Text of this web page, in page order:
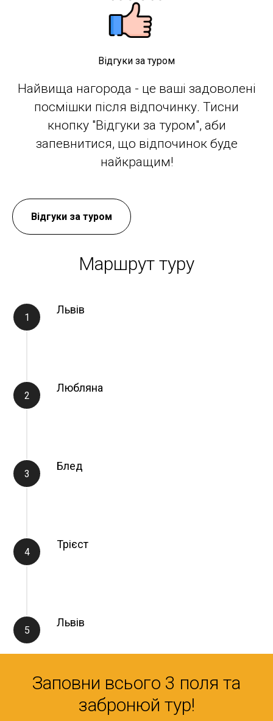
Відгуки за туром
Найвища нагорода - це ваші задоволені
посмішки після відпочинку. Тисни
кнопку "Відгуки за туром", аби
запевнитися, що відпочинок буде
найкращим!
Відгуки за туром
Маршрут туру
Львів
Любляна
Блед
Трієст
Львів
Заповни всього 3 поля та
забронюй тур!